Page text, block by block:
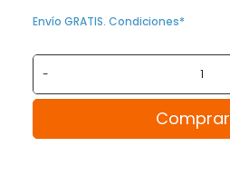
Envío GRATIS. Condiciones*
-
Comprar